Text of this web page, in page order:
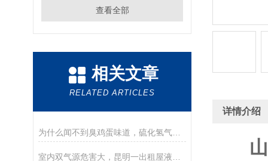
查看全部
相关文章
RELATED ARTICLES
为什么闻不到臭鸡蛋味道，硫化氢气体检测仪还报警？
详情介绍